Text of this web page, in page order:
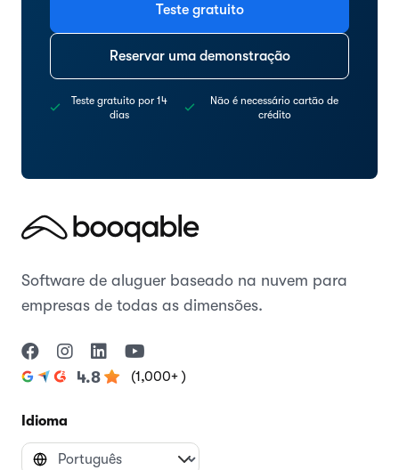
Teste gratuito
Reservar uma demonstração
Teste gratuito por 14
dias
Não é necessário cartão de
crédito
Software de aluguer baseado na nuvem para
empresas de todas as dimensões.
4.8 (1,000+ )
Idioma